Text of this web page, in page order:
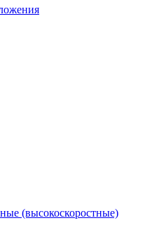
(высокоскоростные)